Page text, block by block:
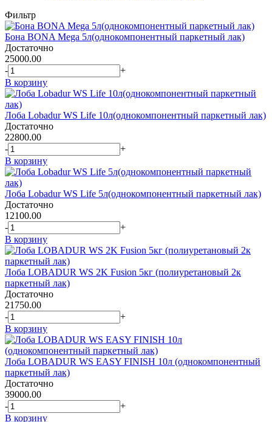
Фильтр
Бона BONA Mega 5л(однокомпонентный паркетный лак)
Достаточно
25000.00
-
+
В корзину
Лоба Lobadur WS Life 10л(однокомпонентный паркетный лак)
Достаточно
22800.00
-
+
В корзину
Лоба Lobadur WS Life 5л(однокомпонентный паркетный лак)
Достаточно
12100.00
-
+
В корзину
Лоба LOBADUR WS 2K Fusion 5кг (полиуретановый 2к
паркетный лак)
Достаточно
21750.00
-
+
В корзину
Лоба LOBADUR WS EASY FINISH 10л (однокомпонентный
паркетный лак)
Достаточно
39000.00
-
+
В корзину